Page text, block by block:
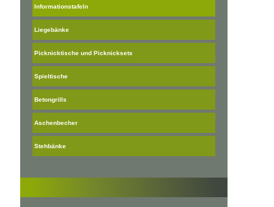
Informationstafeln
Liegebänke
Picknicktische und Picknicksets
Spieltische
Betongrills
Aschenbecher
Stehbänke